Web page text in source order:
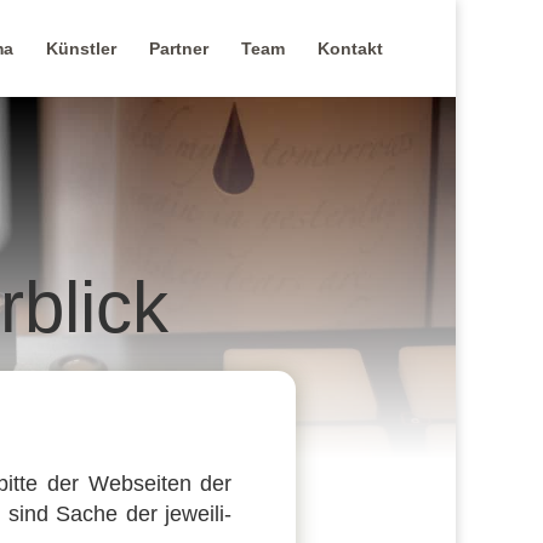
Künstler Partner Team Kontakt
der Websei­ten der
sind Sache der jewei­li­